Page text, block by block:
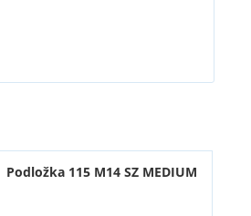
Podložka 115 M14 SZ MEDIUM